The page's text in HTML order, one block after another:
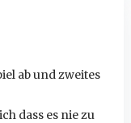
ab und zweites
dass es nie zu